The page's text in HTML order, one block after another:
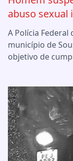
abuso sexual
A Polícia
município de
objetivo de